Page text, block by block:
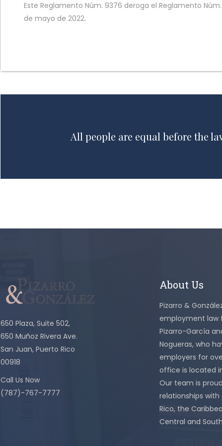
Este Reglamento Núm. 9376 deroga el Reglamento
de mayo de 2022.
All people are equal before the
650 Plaza, Suite 502,
650 Muñoz Rivera Ave.
San Juan, Puerto Rico
00918
Call Us Now
(787)-767-7777
About Us
Pizarro &
employment law
Pizarro-García
Nogueras, who
employers for
office is located
Our team is
relationships
Rico, the
Central and